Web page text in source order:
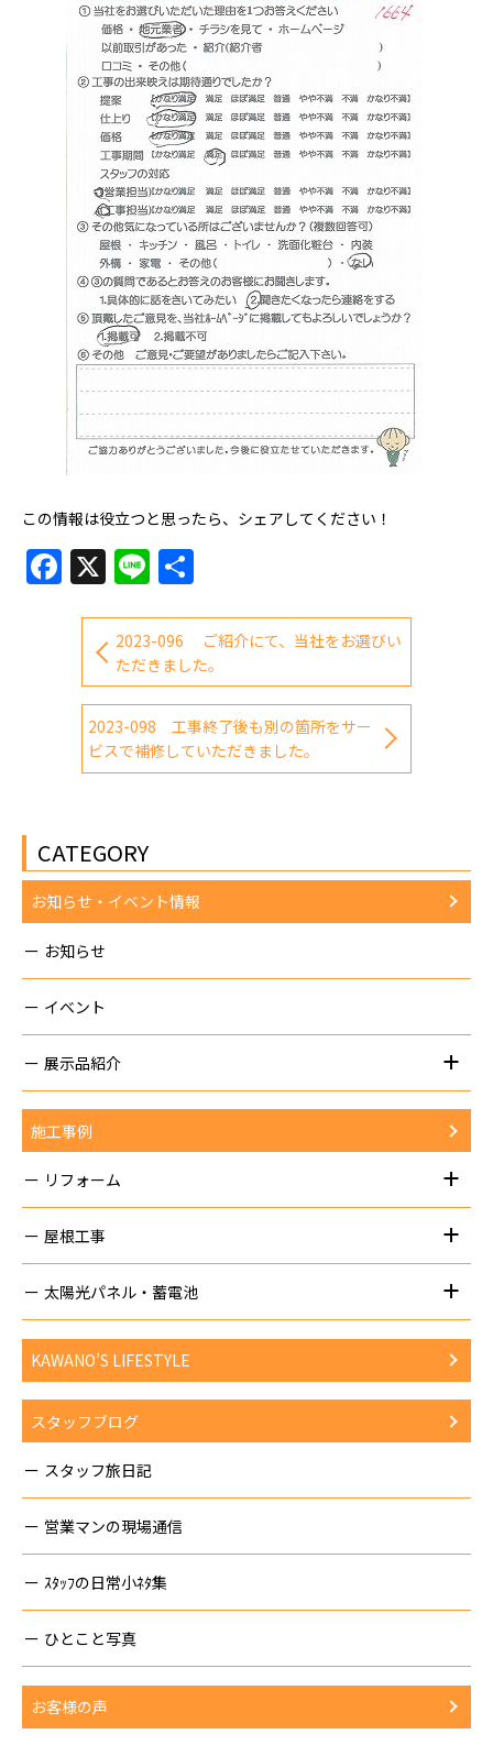
この情報は役立つと思ったら、シェアしてください！
Facebook
X Line
2023-096 ご紹介にて、当社をお選びい
ただきました。
2023-098 工事終了後も別の箇所をサー
ビスで補修していただきました。
CATEGORY
お知らせ・イベント情報
お知らせ
イベント
展示品紹介
施工事例
リフォーム
屋根工事
太陽光パネル・蓄電池
KAWANO’S LIFESTYLE
スタッフブログ
スタッフ旅日記
営業マンの現場通信
ｽﾀｯﾌの日常小ﾈﾀ集
ひとこと写真
お客様の声